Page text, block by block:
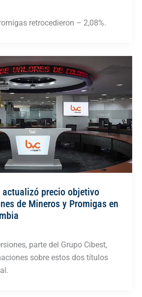
retrocedieron – 2,08%.
actualizó precio objetivo
de Mineros y Promigas en
parte del Grupo Cibest,
sobre estos dos títulos